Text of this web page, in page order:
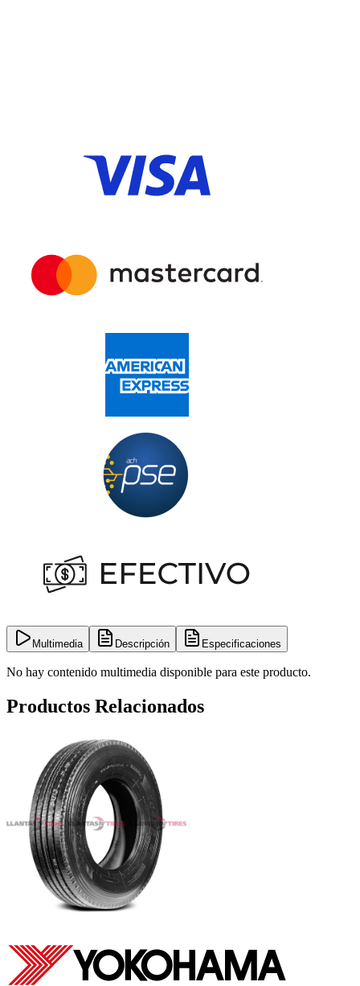
Multimedia Descripción Especificaciones
No hay contenido multimedia disponible para este producto.
Productos Relacionados